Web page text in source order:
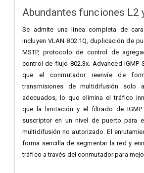
Abundantes funciones L2
Se admite una línea completa de
incluyen VLAN 802.1Q, duplicación de
MSTP, protocolo de control de
control de flujo 802.3x. Advanced IGMP
que el conmutador reenvíe de
transmisiones de multidifusión solo
adecuados, lo que elimina el tráfico
que la limitación y el filtrado de IGMP
suscriptor en un nivel de puerto para
multidifusión no autorizado. El
forma sencilla de segmentar la red y
tráfico a través del conmutador para